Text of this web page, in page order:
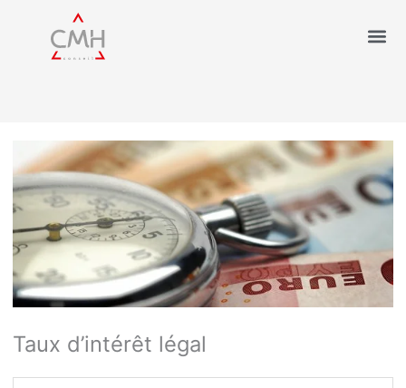
Taux d’intérêt légal